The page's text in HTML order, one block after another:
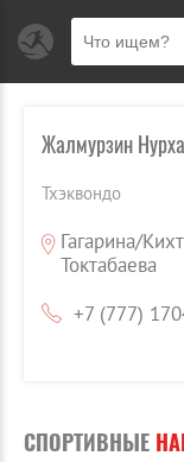
Жалмурзин
Тхэквондо
Гагарина/
Токтабаева
+7 (777)
СПОРТИВНЫЕ